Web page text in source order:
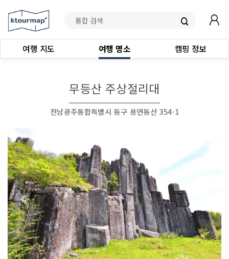
여행 지도 여행 명소 캠핑 정보
무등산 주상절리대
전남광주통합특별시 동구 용연동산 354-1